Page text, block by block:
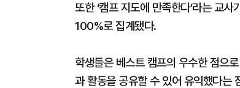
또한 ‘캠프 지도에 만족한다’라는 교
100%로 집계됐다.
학생들은 베스트 캠프의 우수한 점으
과 활동을 공유할 수 있어 유익했다는